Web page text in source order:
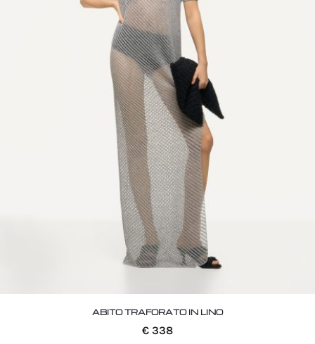
ABITO TRAFORATO IN LINO
€ 338